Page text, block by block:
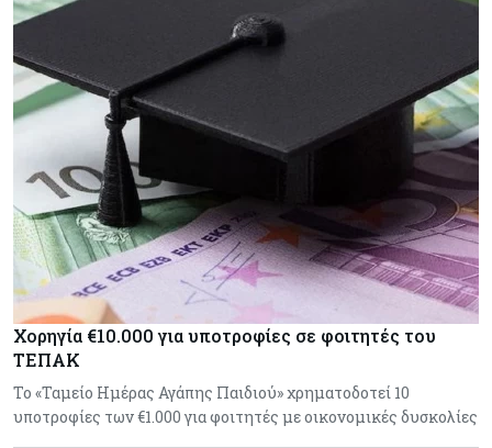
Χορηγία €10.000 για υποτροφίες σε φοιτητές του
ΤΕΠΑΚ
Το «Ταμείο Ημέρας Αγάπης Παιδιού» χρηματοδοτεί 10
υποτροφίες των €1.000 για φοιτητές με οικονομικές δυσκολίες